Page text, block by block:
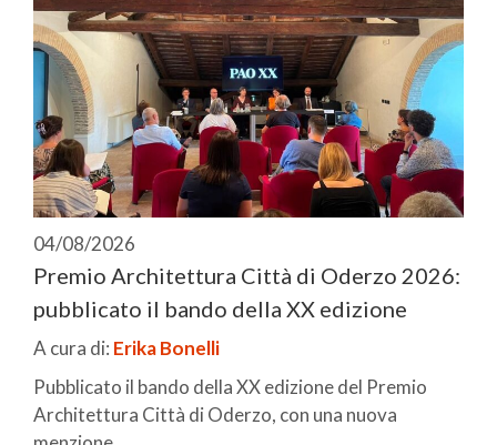
04/08/2026
Premio Architettura Città di Oderzo 2026:
pubblicato il bando della XX edizione
A cura di: Erika Bonelli
Pubblicato il bando della XX edizione del Premio
Architettura Città di Oderzo, con una nuova